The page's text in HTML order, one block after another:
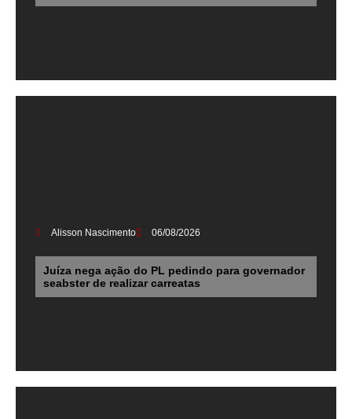
Alisson Nascimento 06/08/2026
Juíza nega ação do PL pedindo para governador
seabster de realizar carreatas